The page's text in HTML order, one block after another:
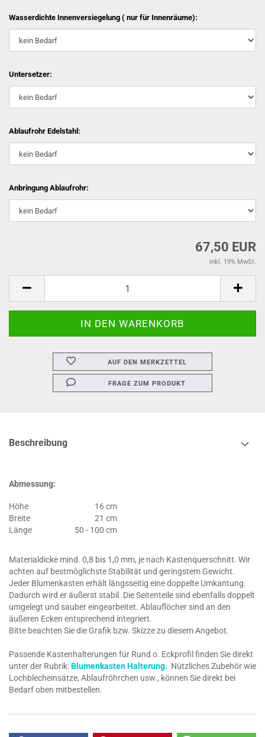
Wasserdichte Innenversiegelung ( nur für Innenräume):
Untersetzer:
Ablaufrohr Edelstahl:
Anbringung Ablaufrohr:
67,50 EUR
inkl. 19% MwSt.
AUF DEN MERKZETTEL
FRAGE ZUM PRODUKT
Beschreibung
Abmessung:
Höhe
16 cm
Breite
21 cm
Länge
50 - 100 cm
Materialdicke mind. 0,8 bis 1,0 mm, je nach Kastenquerschnitt. Wir
achten auf bestmöglichste Stabilität und geringstem Gewicht.
Jeder Blumenkasten erhält längsseitig eine doppelte Umkantung.
Dadurch wird er äußerst stabil. Die Seitenteile sind ebenfalls doppelt
umgelegt und sauber eingearbeitet. Ablauflöcher sind an den
äußeren Ecken entsprechend integriert.
Bitte beachten Sie die Grafik bzw. Skizze zu diesem Angebot.
Passende Kastenhalterungen für Rund o. Eckprofil finden Sie direkt
unter der Rubrik:Blumenkasten Halterung. Nützliches Zubehör wie
Lochblecheinsätze, Ablaufröhrchen usw., können Sie direkt bei
Bedarf oben mitbestellen.